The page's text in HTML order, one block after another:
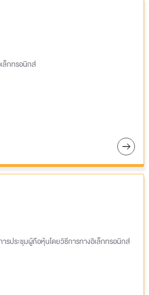
ล็กทรอนิกส์
รประชุมผู้ถือหุ้นโดยวิธีการทางอิเล็กทรอนิกส์